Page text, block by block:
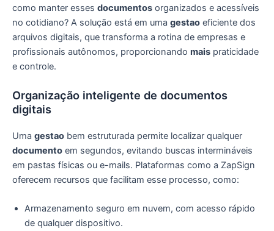
como manter esses documentos organizados e acessíveis
no cotidiano? A solução está em uma gestao eficiente dos
arquivos digitais, que transforma a rotina de empresas e
profissionais autônomos, proporcionando mais praticidade
e controle.
Organização inteligente de documentos
digitais
Uma gestao bem estruturada permite localizar qualquer
documento em segundos, evitando buscas intermináveis
em pastas físicas ou e-mails. Plataformas como a ZapSign
oferecem recursos que facilitam esse processo, como:
Armazenamento seguro em nuvem, com acesso rápido
de qualquer dispositivo.